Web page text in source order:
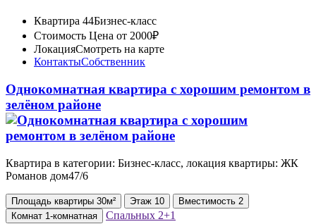
Квартира 44Бизнес-класс
Стоимость Цена от 2000₽
ЛокацияСмотреть на карте
КонтактыСобственник
Однокомнатная квартира с хорошим ремонтом в
зелёном районе
Квартира в категории: Бизнес-класс, локация квартиры: ЖК
Романов дом47/6
Площадь квартиры 30м² Этаж 10 Вместимость 2
Комнат 1-комнатная Спальных 2+1